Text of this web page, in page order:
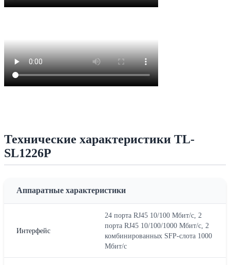
Технические характеристики TL-
SL1226P
Аппаратные характеристики
Интерфейс
24 порта RJ45 10/100 Мбит/с, 2
порта RJ45 10/100/1000 Мбит/с, 2
комбинированных SFP-слота 1000
Мбит/с